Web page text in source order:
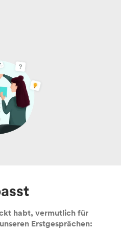
habt, vermutlich für
Erstgesprächen: